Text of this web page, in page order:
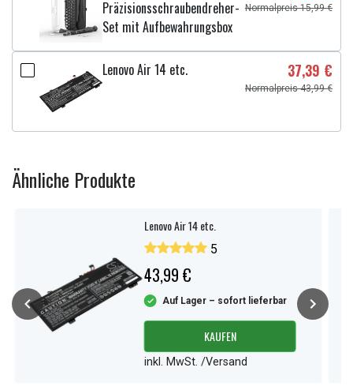
Präzisionsschraubendreher-
Set mit Aufbewahrungsbox
Normalpreis 15,99 €
Lenovo Air 14 etc. 37,39 €
Normalpreis 43,99 €
Ähnliche Produkte
Lenovo Air 14 etc.
5
43,99 €
Auf Lager – sofort lieferbar
KAUFEN
inkl. MwSt. /Versand